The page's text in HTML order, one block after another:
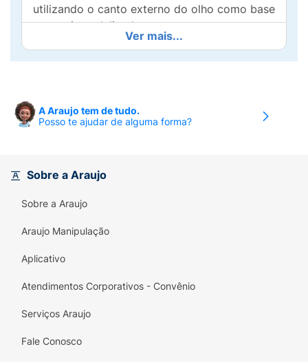
utilizando o canto externo do olho como base
e pressione delicadamente para assegurar
uma boa fixação.4. É normal sentir o adesivo
repuxar. Não se desespere! Depois de alguns
partir do canto interno do olho segurando a
pálpebra.
Dica: Utilizar cola para cílios postiços, em
pequena quantidade, caso deseje reutilizar o
produto. E se ficar algum espaço entre os
cílios e o adesivo, preencha com seu lápis/
repetidas vezes em um curto espaço de
tempo ou utilização sobra pele sensível e
irritada. Manter fora do alcance das crianças.
Ver mais...
A Araujo tem de tudo.
Posso te ajudar de alguma forma?
Sobre a Araujo
Sobre a Araujo
Araujo Manipulação
Aplicativo
Atendimentos Corporativos - Convênio
Serviços Araujo
Fale Conosco